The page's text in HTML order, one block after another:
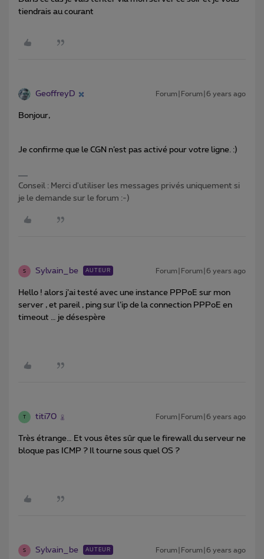
tiendrais au courant
GeoffreyD Forum|Forum|6 years ago
Bonjour,
Je confirme que le CGN n’est pas activé pour votre ligne. :)
Conseil : Merci d'utiliser les messages privés uniquement si
je le demande sur le forum :-)
S Sylvain_be AUTEUR Forum|Forum|6 years ago
Hello ! alors j’ai testé avec une instance PPPoE sur mon
server , et pareil , ping sur l’ip de la connection PPPoE en
timeout … je désespère
T titi70 Forum|Forum|6 years ago
Très étrange… Et vous êtes sûr que le firewall du serveur ne
bloque pas ICMP ? Il tourne sous quel OS ?
S Sylvain_be AUTEUR Forum|Forum|6 years ago